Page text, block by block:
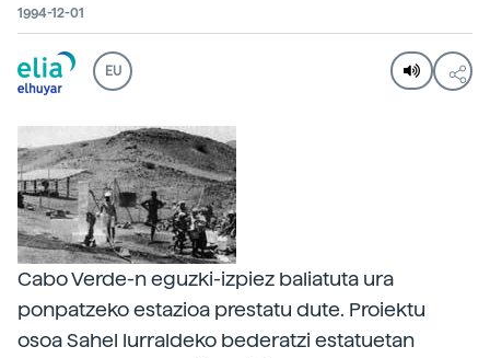
1994-12-01
EU
Cabo Verde-n eguzki-izpiez baliatuta ura
ponpatzeko estazioa prestatu dute. Proiektu
osoa Sahel lurraldeko bederatzi estatuetan